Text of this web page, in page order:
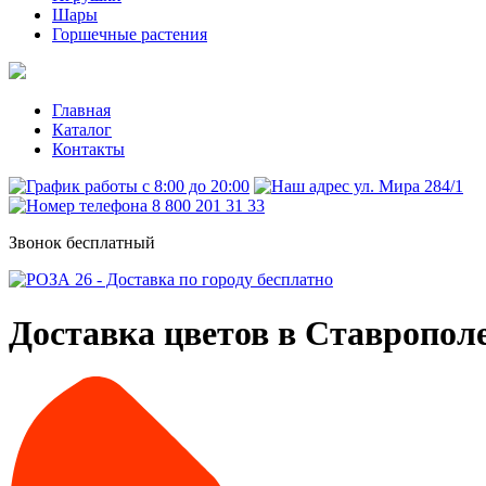
Шары
Горшечные растения
Главная
Каталог
Контакты
c 8:00 до 20:00
ул. Мира 284/1
8 800 201 31 33
Звонок бесплатный
Доставка цветов в